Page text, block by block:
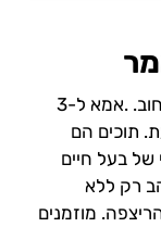
נעים מאוד, ריטה פסחוב. .אמא ל-3
תוכים הם
של בעל חיים
רק ללא
מוזמנים